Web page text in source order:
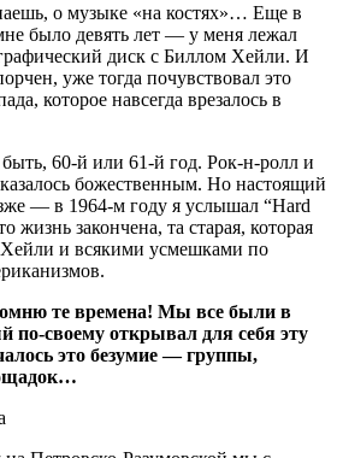
о музыке «на костях»… Еще в
было девять лет — у меня лежал
диск с Биллом Хейли. И
уже тогда почувствовал это
которое навсегда врезалось в
60-й или 61-й год. Рок-н-ролл и
божественным. Но настоящий
— в 1964-м году я услышал “Hard
жизнь закончена, та старая, которая
и всякими усмешками по
те времена! Мы все были в
по-своему открывал для себя эту
это безумие — группы,